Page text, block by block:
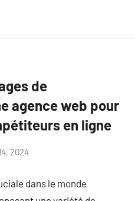
de
agence web pour
en ligne
2024
dans le monde